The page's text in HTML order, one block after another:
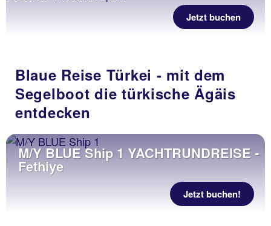
Jetzt buchen
Blaue Reise Türkei - mit dem
Segelboot die türkische Ägäis
entdecken
M/Y BLUE Ship 1 YACHTRUNDREISE -
Fethiye
Jetzt buchen!